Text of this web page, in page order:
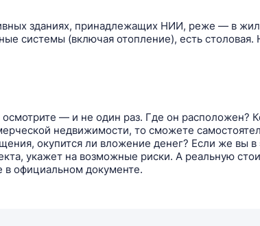
зданиях, принадлежащих НИИ, реже — в
системы (включая отопление), есть
— и не один раз. Где он расположен?
недвижимости, то сможете
окупится ли вложение денег? Если же вы в
укажет на возможные риски. А реальную
в официальном документе.